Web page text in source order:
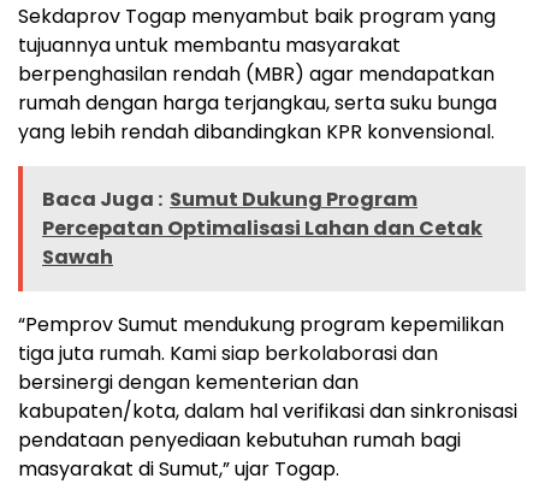
Sekdaprov Togap menyambut baik program yang
tujuannya untuk membantu masyarakat
berpenghasilan rendah (MBR) agar mendapatkan
rumah dengan harga terjangkau, serta suku bunga
yang lebih rendah dibandingkan KPR konvensional.
Baca Juga : Sumut Dukung Program
Percepatan Optimalisasi Lahan dan Cetak
Sawah
“Pemprov Sumut mendukung program kepemilikan
tiga juta rumah. Kami siap berkolaborasi dan
bersinergi dengan kementerian dan
kabupaten/kota, dalam hal verifikasi dan sinkronisasi
pendataan penyediaan kebutuhan rumah bagi
masyarakat di Sumut,” ujar Togap.